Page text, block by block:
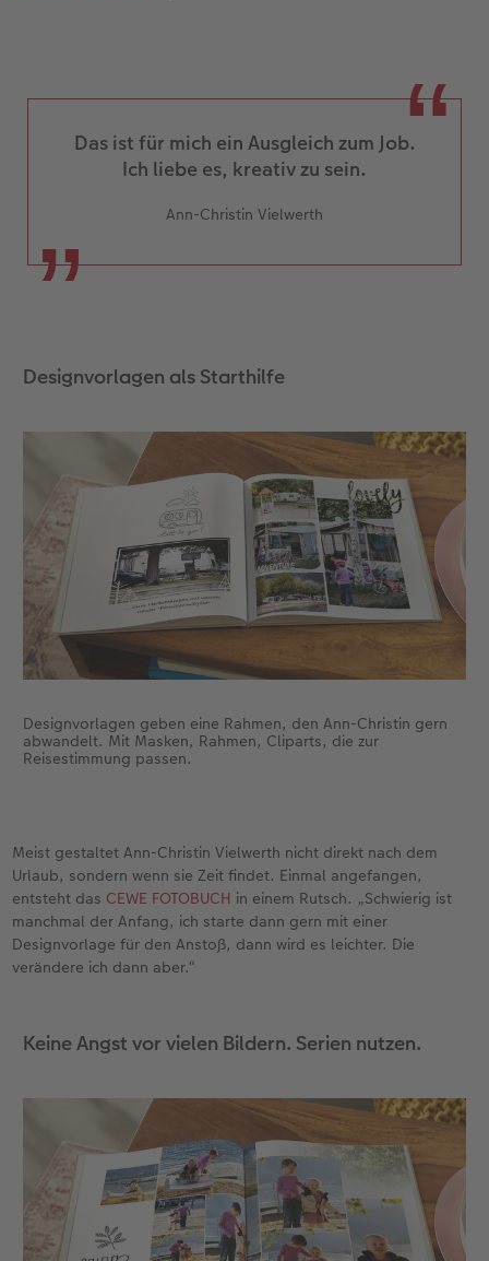
Das ist für mich ein Ausgleich zum Job.
Ich liebe es, kreativ zu sein.
Ann-Christin Vielwerth
Designvorlagen als Starthilfe
Designvorlagen geben eine Rahmen, den Ann-Christin gern
abwandelt. Mit Masken, Rahmen, Cliparts, die zur
Reisestimmung passen.
Meist gestaltet Ann-Christin Vielwerth nicht direkt nach dem
Urlaub, sondern wenn sie Zeit findet. Einmal angefangen,
entsteht das CEWE FOTOBUCH in einem Rutsch. „Schwierig ist
manchmal der Anfang, ich starte dann gern mit einer
Designvorlage für den Anstoß, dann wird es leichter. Die
verändere ich dann aber.“
Keine Angst vor vielen Bildern. Serien nutzen.